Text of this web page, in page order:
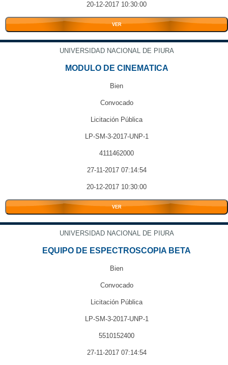
20-12-2017 10:30:00
VER
UNIVERSIDAD NACIONAL DE PIURA
MODULO DE CINEMATICA
Bien
Convocado
Licitación Pública
LP-SM-3-2017-UNP-1
4111462000
27-11-2017 07:14:54
20-12-2017 10:30:00
VER
UNIVERSIDAD NACIONAL DE PIURA
EQUIPO DE ESPECTROSCOPIA BETA
Bien
Convocado
Licitación Pública
LP-SM-3-2017-UNP-1
5510152400
27-11-2017 07:14:54